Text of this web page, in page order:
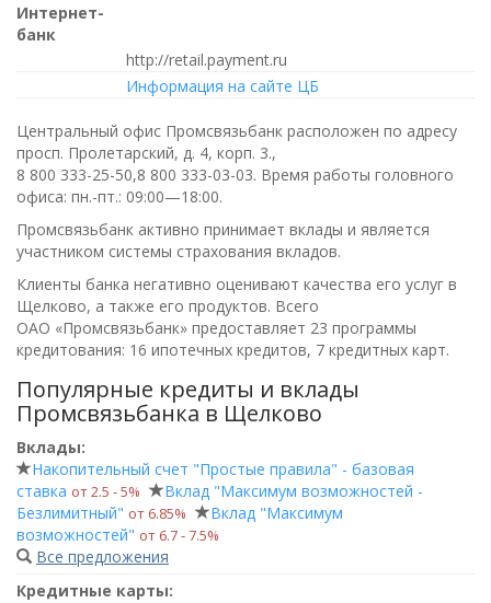
Интернет-
банк
http://retail.payment.ru
Информация на сайте ЦБ
Центральный офис Промсвязьбанк расположен по адресу
просп. Пролетарский, д. 4, корп. 3.,
8 800 333-25-50,8 800 333-03-03. Время работы головного
офиса: пн.-пт.: 09:00—18:00.
Промсвязьбанк активно принимает вклады и является
участником системы страхования вкладов.
Клиенты банка негативно оценивают качества его услуг в
Щелково, а также его продуктов. Всего
ОАО «Промсвязьбанк» предоставляет 23 программы
кредитования: 16 ипотечных кредитов, 7 кредитных карт.
Популярные кредиты и вклады
Промсвязьбанка в Щелково
Вклады:
Накопительный счет "Простые правила" - базовая
ставка от 2.5 ‑ 5%
Вклад "Максимум возможностей -
Безлимитный" от 6.85%
Вклад "Максимум
возможностей" от 6.7 ‑ 7.5%
Все предложения
Кредитные карты: